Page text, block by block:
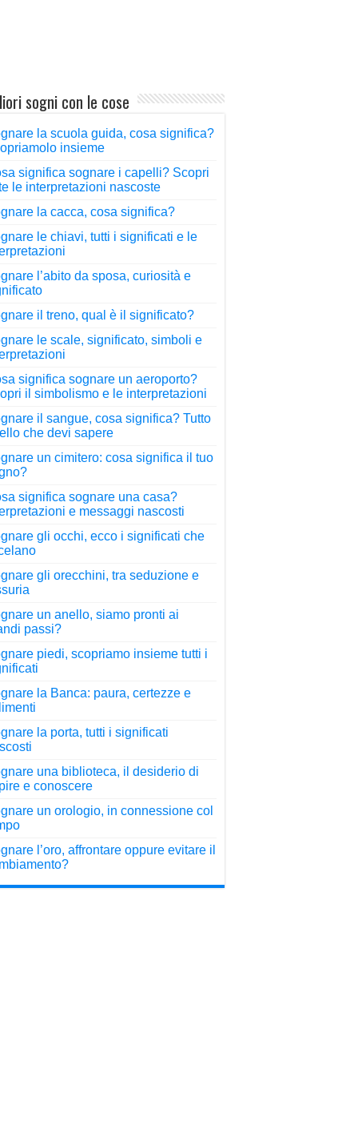
sogni con le cose
la scuola guida, cosa significa?
insieme
significa sognare i capelli? Scopri
le interpretazioni nascoste
la cacca, cosa significa?
le chiavi, tutti i significati e le
l’abito da sposa, curiosità e
il treno, qual è il significato?
le scale, significato, simboli e
significa sognare un aeroporto?
il simbolismo e le interpretazioni
il sangue, cosa significa? Tutto
che devi sapere
un cimitero: cosa significa il tuo
significa sognare una casa?
e messaggi nascosti
gli occhi, ecco i significati che
gli orecchini, tra seduzione e
un anello, siamo pronti ai
passi?
piedi, scopriamo insieme tutti i
la Banca: paura, certezze e
la porta, tutti i significati
una biblioteca, il desiderio di
e conoscere
un orologio, in connessione col
l’oro, affrontare oppure evitare il